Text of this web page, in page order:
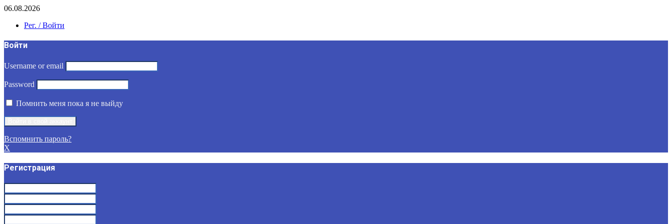
06.08.2026
Рег. / Войти
Войти
Username or email
Password
Помнить меня пока я не выйду
Вспомнить пароль?
X
Регистрация